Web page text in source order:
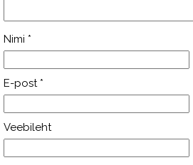
Nimi *
E-post *
Veebileht